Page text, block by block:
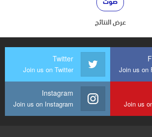
عرض النتائج
Join us on
Twitter
Join us on Twitter
Join us
Instagram
Join us on Instagram